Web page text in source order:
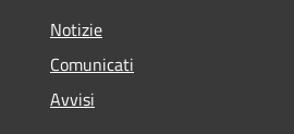
Notizie
Comunicati
Avvisi